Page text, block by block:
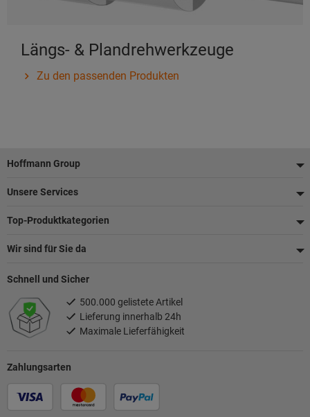
Längs- & Plandrehwerkzeuge
Zu den passenden Produkten
Fußzeile
Hoffmann Group
Unsere Services
Top-Produktkategorien
Wir sind für Sie da
Zahlungsarten
Schnell und Sicher
500.000 gelistete Artikel
Lieferung innerhalb 24h
Maximale Lieferfähigkeit